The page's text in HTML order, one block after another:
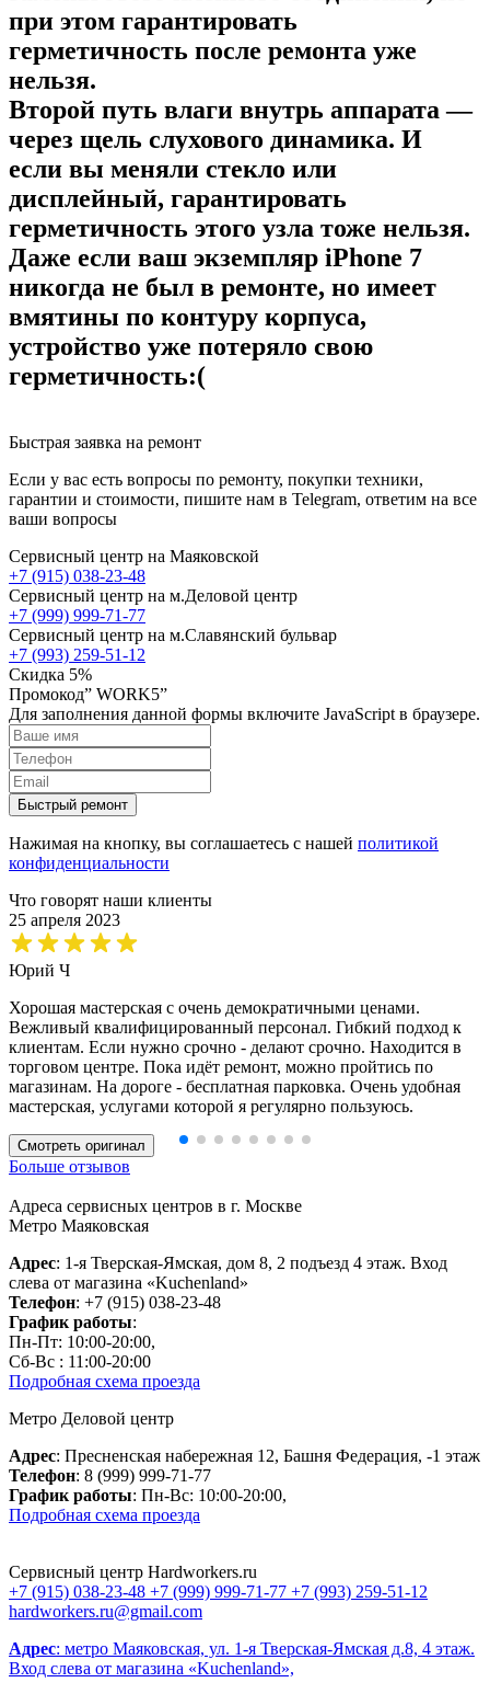
при этом гарантировать
герметичность после ремонта уже
нельзя.
Второй путь влаги внутрь аппарата —
через щель слухового динамика. И
если вы меняли стекло или
дисплейный, гарантировать
герметичность этого узла тоже нельзя.
Даже если ваш экземпляр iPhone 7
никогда не был в ремонте, но имеет
вмятины по контуру корпуса,
устройство уже потеряло свою
герметичность:(
Быстрая заявка на ремонт
Если у вас есть вопросы по ремонту, покупки техники,
гарантии и стоимости, пишите нам в Telegram, ответим на все
ваши вопросы
Сервисный центр на Маяковской
+7 (915) 038-23-48
Сервисный центр на м.Деловой центр
+7 (999) 999-71-77
Сервисный центр на м.Славянский бульвар
+7 (993) 259-51-12
Скидка 5%
Промокод” WORK5”
Для заполнения данной формы включите JavaScript в браузере.
Быстрый ремонт
Нажимая на кнопку, вы соглашаетесь с нашей политикой
конфиденциальности
Что говорят наши клиенты
25 апреля 2023
Юрий Ч
Хорошая мастерская с очень демократичными ценами.
Вежливый квалифицированный персонал. Гибкий подход к
клиентам. Если нужно срочно - делают срочно. Находится в
торговом центре. Пока идёт ремонт, можно пройтись по
магазинам. На дороге - бесплатная парковка. Очень удобная
мастерская, услугами которой я регулярно пользуюсь.
Смотреть оригинал
Больше отзывов
Адреса сервисных центров в г. Москве
Метро Маяковская
Адрес: 1-я Тверская-Ямская, дом 8, 2 подъезд 4 этаж. Вход
слева от магазина «Kuchenland»
Телефон: +7 (915) 038-23-48
График работы:
Пн-Пт: 10:00-20:00,
Сб-Вс : 11:00-20:00
Подробная схема проезда
Метро Деловой центр
Адрес: Пресненская набережная 12, Башня Федерация, -1 этаж
Телефон: 8 (999) 999-71-77
График работы: Пн-Вс: 10:00-20:00,
Подробная схема проезда
Сервисный центр Hardworkers.ru
+7 (915) 038-23-48 +7 (999) 999-71-77 +7 (993) 259-51-12
hardworkers.ru@gmail.com
Адрес: метро Маяковская, ул. 1-я Тверская-Ямская д.8, 4 этаж.
Вход слева от магазина «Kuchenland»,